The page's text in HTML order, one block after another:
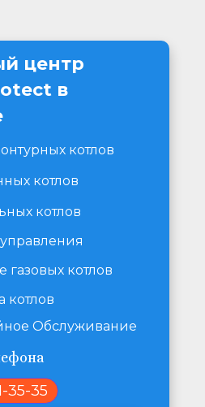
центр
в
котлов
котлов
котлов
котлов
котлов
Обслуживание
35-35